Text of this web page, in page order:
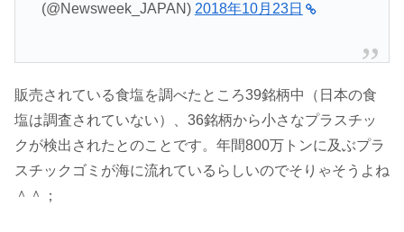
(@Newsweek_JAPAN) 2018年10月23日
販売されている食塩を調べたところ39銘柄中（日本の食
塩は調査されていない）、36銘柄から小さなプラスチッ
クが検出されたとのことです。年間800万トンに及ぶプラ
スチックゴミが海に流れているらしいのでそりゃそうよね
＾＾；